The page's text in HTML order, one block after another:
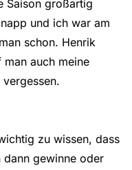
Saison großartig
und ich war am
schon. Henrik
auch meine
zu wissen, dass
gewinne oder